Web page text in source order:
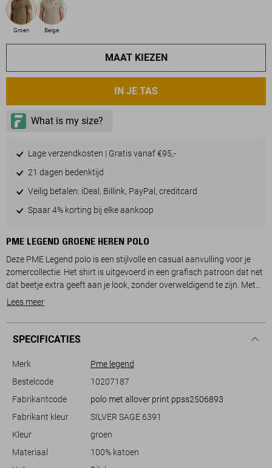
Groen Beige
MAAT KIEZEN
IN JE TAS
Lage verzendkosten | Gratis vanaf €95,-
21 dagen bedenktijd
Veilig betalen: iDeal, Billink, PayPal, creditcard
Spaar 4% korting bij elke aankoop
PME LEGEND GROENE HEREN POLO
Deze PME Legend polo is een stijlvolle en casual aanvulling voor je
zomercollectie. Het shirt is uitgevoerd in een grafisch patroon dat net
dat beetje extra geeft aan je look, zonder overweldigend te zijn. Met
zijn regular fit pasvorm en normale lengte biedt de polo een
gecombineerd met een handige knoopsluiting voor een nette
afwerking. Gemaakt van 100% katoen zorgt het voor een ademend en
Of je nu een informele dag op kantoor hebt of een ontspannen
setting. Combineer het met een jeans voor een casual look of trek er
een lichte chino bij aan voor een iets meer verzorgde stijl. De korte
mouwen maken het een uitstekende keuze voor zomerse avonturen
een unieke touch die je outfit afmaakt.
Lees meer
SPECIFICATIES
Merk
Pme legend
Bestelcode
10207187
Fabrikantcode
polo met allover print ppss2506893
Fabrikant kleur
SILVER SAGE 6391
Kleur
groen
Materiaal
100% katoen